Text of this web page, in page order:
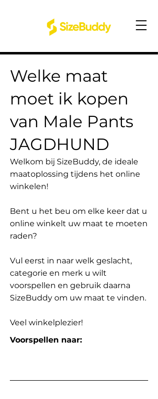
Welke maat
moet ik kopen
van Male Pants
JAGDHUND
Welkom bij SizeBuddy, de ideale
maatoplossing tijdens het online
winkelen!
Bent u het beu om elke keer dat u
online winkelt uw maat te moeten
raden?
Vul eerst in naar welk geslacht,
categorie en merk u wilt
voorspellen en gebruik daarna
SizeBuddy om uw maat te vinden.
Veel winkelplezier!
Voorspellen naar: